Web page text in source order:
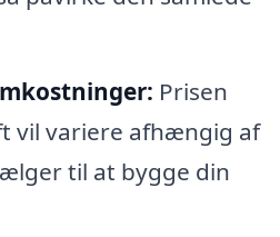
Prisen
vil variere afhængig af
til at bygge din